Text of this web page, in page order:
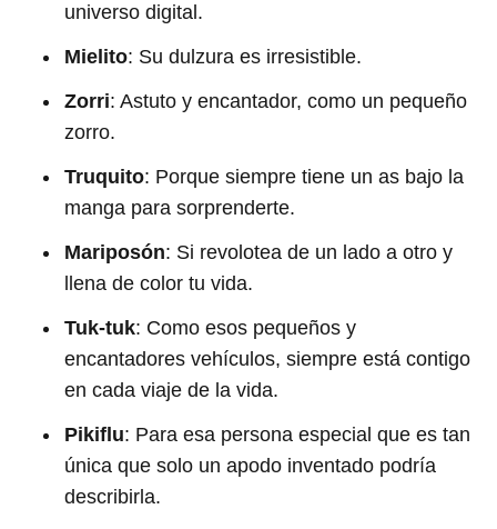
universo digital.
Mielito: Su dulzura es irresistible.
Zorri: Astuto y encantador, como un pequeño
zorro.
Truquito: Porque siempre tiene un as bajo la
manga para sorprenderte.
Mariposón: Si revolotea de un lado a otro y
llena de color tu vida.
Tuk-tuk: Como esos pequeños y
encantadores vehículos, siempre está contigo
en cada viaje de la vida.
Pikiflu: Para esa persona especial que es tan
única que solo un apodo inventado podría
describirla.